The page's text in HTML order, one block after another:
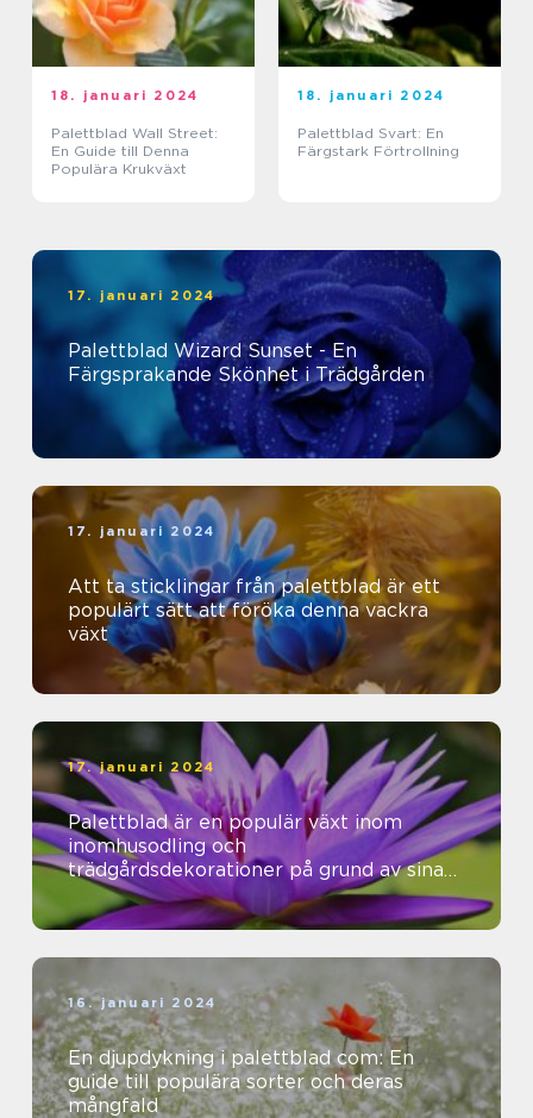
18. januari 2024
Palettblad Wall Street:
En Guide till Denna
Populära Krukväxt
18. januari 2024
Palettblad Svart: En
Färgstark Förtrollning
17. januari 2024
Palettblad Wizard Sunset - En
Färgsprakande Skönhet i Trädgården
17. januari 2024
Att ta sticklingar från palettblad är ett
populärt sätt att föröka denna vackra
växt
17. januari 2024
Palettblad är en populär växt inom
inomhusodling och
trädgårdsdekorationer på grund av sina
vackra färger och mönster
16. januari 2024
En djupdykning i palettblad com: En
guide till populära sorter och deras
mångfald